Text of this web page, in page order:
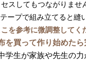
スしてもつながりませ
ープで組み立てると縫
を参考に微調整してく
を買って作り始めたら
学生が家族や先生の